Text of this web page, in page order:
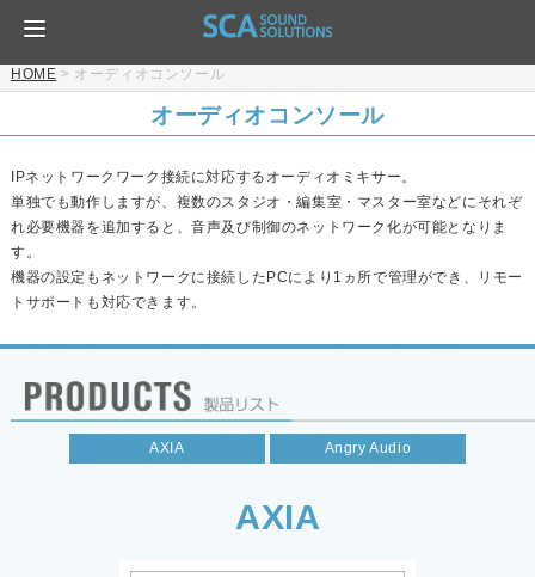
HOME > オーディオコンソール
オーディオコンソール
IPネットワークワーク接続に対応するオーディオミキサー。
単独でも動作しますが、複数のスタジオ・編集室・マスター室などにそれぞ
れ必要機器を追加すると、音声及び制御のネットワーク化が可能となりま
す。
機器の設定もネットワークに接続したPCにより1ヵ所で管理ができ、リモー
トサポートも対応できます。
AXIA Angry Audio
AXIA